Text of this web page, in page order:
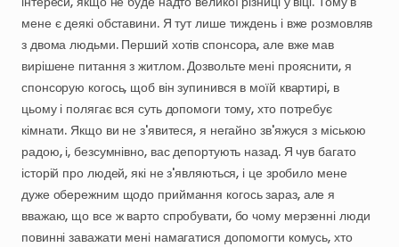
мене єдеякі обставини. Я тутлише тиждень і вже розмовляв
з двома людьми. Перший хотів спонсора​,​ але вже мав
вирішене питання з житлом.Дозвольте мені прояснити​,​ я
спонсорую когось​,​ щоб він зупинився в моїй квартирі​,​ в
цьому і полягає вся суть допомоги тому​,​ хто потребує
кімнати. Якщо ви не з'явитеся​,​ я негайно зв'яжуся з міською
радою​,​ і​,​ безсумнівно​,​ васдепортують назад. Я чув багато
історій про людей​,​ які не з'являються​,​ і це зробило мене
дуже обережним щодо приймання когосьзараз​,​ але я
вважаю​,​ що все ж варто спробувати​,​ бо чому мерзенні люди
повинні заважати мені намагатися допомогти комусь​,​ хто